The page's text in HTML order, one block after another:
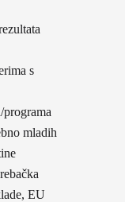
s
mladih
EU